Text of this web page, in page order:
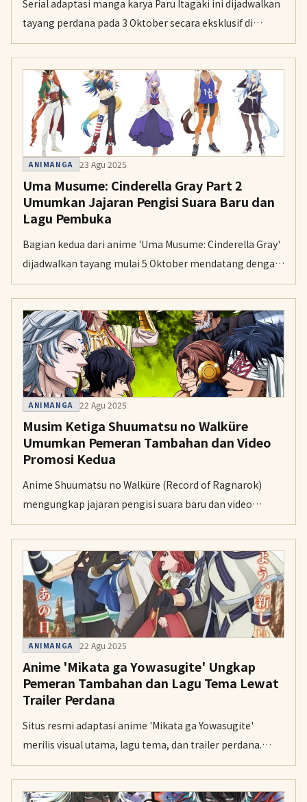
Serial adaptasi manga karya Paru Itagaki ini dijadwalkan
tayang perdana pada 3 Oktober secara eksklusif di
Amazon Prime Video.
ANIMANGA 23 Agu 2025
Uma Musume: Cinderella Gray Part 2
Umumkan Jajaran Pengisi Suara Baru dan
Lagu Pembuka
Bagian kedua dari anime 'Uma Musume: Cinderella Gray'
dijadwalkan tayang mulai 5 Oktober mendatang dengan
tambahan pengisi suara baru dan lagu pembuka dari
band 10-FEET.
ANIMANGA 22 Agu 2025
Musim Ketiga Shuumatsu no Walküre
Umumkan Pemeran Tambahan dan Video
Promosi Kedua
Anime Shuumatsu no Walküre (Record of Ragnarok)
mengungkap jajaran pengisi suara baru dan video
promosi kedua untuk musim ketiganya. Serial ini
dijadwalkan tayang secara eksklusif di Netflix pada
Desember 2025.
ANIMANGA 22 Agu 2025
Anime 'Mikata ga Yowasugite' Ungkap
Pemeran Tambahan dan Lagu Tema Lewat
Trailer Perdana
Situs resmi adaptasi anime 'Mikata ga Yowasugite'
merilis visual utama, lagu tema, dan trailer perdana.
Serial ini dijadwalkan mulai tayang pada 4 Oktober
mendatang.